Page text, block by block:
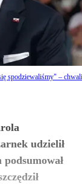
spodziewaliśmy" – chwali
udzielił